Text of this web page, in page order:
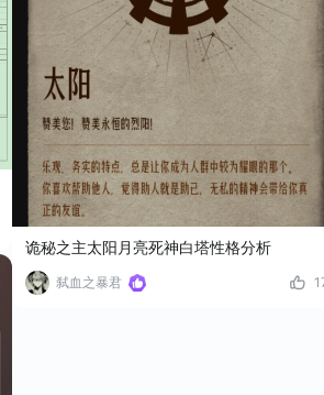
诡秘之主太阳月亮死神白塔性格分析
弑血之暴君